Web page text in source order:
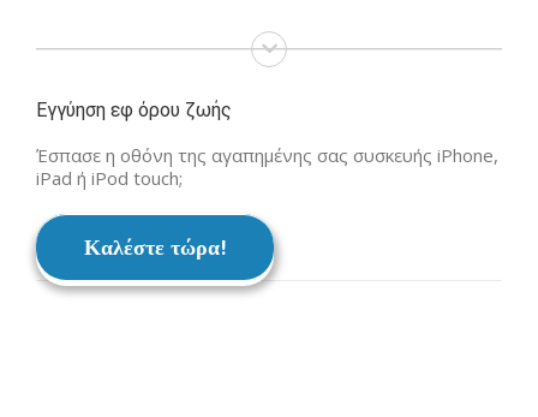
Εγγύηση εφ όρου ζωής
Έσπασε η οθόνη της αγαπημένης σας συσκευής iPhone,
iPad ή iPod touch;
Καλέστε τώρα!